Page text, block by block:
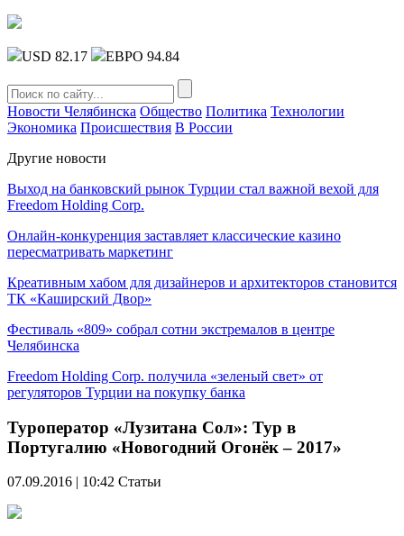
USD 82.17 ЕВРО 94.84
Новости Челябинска Общество Политика Технологии
Экономика Происшествия В России
Другие новости
Выход на банковский рынок Турции стал важной вехой для
Freedom Holding Corp.
Онлайн-конкуренция заставляет классические казино
пересматривать маркетинг
Креативным хабом для дизайнеров и архитекторов становится
ТК «Каширский Двор»
Фестиваль «809» собрал сотни экстремалов в центре
Челябинска
Freedom Holding Corp. получила «зеленый свет» от
регуляторов Турции на покупку банка
Туроператор «Лузитана Сол»: Тур в
Португалию «Новогодний Огонёк – 2017»
07.09.2016 | 10:42 Статьи